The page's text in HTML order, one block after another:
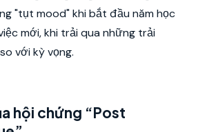
"tụt mood" khi bắt đầu năm học
mới, khi trải qua những trải
với kỳ vọng.
hội chứng “Post